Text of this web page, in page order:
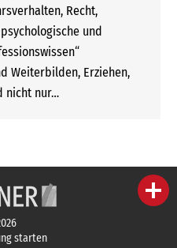
Recht,
und
Weiterbilden, Erziehen,
nicht nur…
starten
person IHR FACHBERATER
campaign